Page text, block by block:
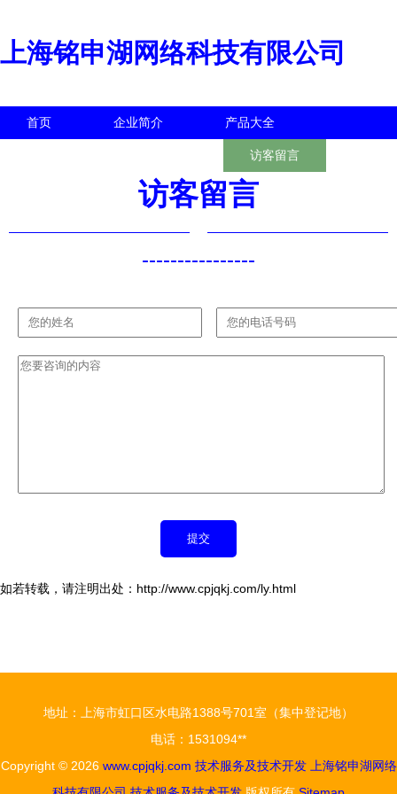
上海铭申湖网络科技有限公司
首页 企业简介 产品大全
访客留言
访客留言
----------------
如若转载，请注明出处：http://www.cpjqkj.com/ly.html
地址：上海市虹口区水电路1388号701室（集中登记地）
电话：1531094**
Copyright © 2026 www.cpjqkj.com 技术服务及技术开发
上海铭申湖网络